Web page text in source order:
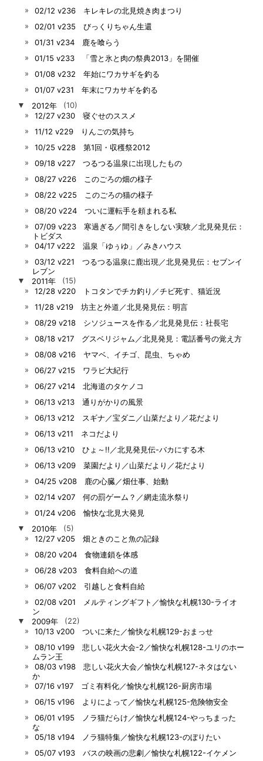
02/12 v236 キレキレの北見焼き肉まつり
02/01 v235 びっくりちゃん生還
01/31 v234 鹿を喰らう
01/15 v233 「雪と氷と肉の祭典2013」を開催
01/08 v232 年始にワカサギを釣る
01/07 v231 年末にワカサギを釣る
▼
2012年
(10)
12/27 v230 寝ぐせのススメ
11/12 v229 りんごの気持ち
10/25 v228 第1回・収穫祭2012
09/18 v227 つるつる温泉に出現したもの
08/27 v226 このごろの畑の様子
08/22 v225 このごろの猫の様子
08/20 v224 ついに運転手を頼まれる私
07/09 v223 寒過ぎる／間引きをしない実験／北見発見伝：
トビダス
04/17 v222 温泉「ゆぅゆ」／みきハウス
03/12 v221 つるつる温泉に鹿出現／北見発見伝：セブンイ
レブン
▼
2011年
(15)
12/28 v220 トコタンでチカ釣り／チビ死す、猫近況
11/28 v219 坊主と外道／北見発見伝：明言
08/29 v218 シソジュースを作る／北見発見伝：社長宅
08/18 v217 グスベリジャム／北見発見：電話番号の覚え方
08/08 v216 ヤマベ、イチゴ、昆虫、ちゃめ
06/27 v215 ワラビ大紀行
06/27 v214 北海道のタケノコ
06/13 v213 通りがかりの風景
06/13 v212 スギナ／宝ダニ／山菜だより／花だより
06/13 v211 ネコだより
06/13 v210 ひょ～!!／北見発見伝-バカにする木
06/13 v209 菜園だより／山菜だより／花だより
04/25 v208 鹿の心臓／畑仕事、始動
02/14 v207 何の罰ゲーム？／網走流氷祭り
01/24 v206 愉快な北見大発見
▼
2010年
(5)
12/27 v205 畑ときのこと魚の記録
08/20 v204 食物連鎖を体感
06/28 v203 食料自給への道
06/07 v202 引越しと食料自給
02/08 v201 メルティングギフト／愉快な札幌130-ライオ
ン
▼
2009年
(22)
10/13 v200 ついに来た／愉快な札幌129-おまっせ
08/10 v199 悲しい花火大会-2／愉快な札幌128-ユリのホー
ムラン王
08/03 v198 悲しい花火大会／愉快な札幌127-ネタはない
か
07/16 v197 ゴミ有料化／愉快な札幌126-厨房市場
06/15 v196 よりによって／愉快な札幌125-危険物安全
06/01 v195 ノラ猫だらけ／愉快な札幌124-やっちまった
な
05/18 v194 ノラ猫特集／愉快な札幌123-のぼりたい
05/07 v193 バスの映画の悲劇／愉快な札幌122-イケメン